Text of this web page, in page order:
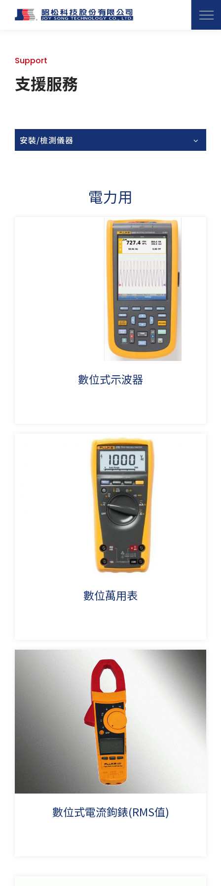
Support
支援服務
安裝/檢測儀器
電力用
數位式示波器
數位萬用表
數位式電流鉤錶(RMS值)